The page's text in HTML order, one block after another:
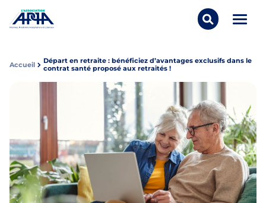
Rechercher..
Ouvrir/
Accueil
Départ en retraite : bénéficiez d’avantages exclusifs dans le
contrat santé proposé aux retraités !